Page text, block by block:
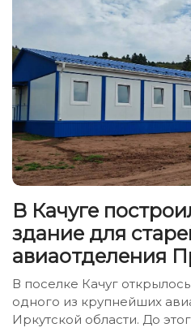
В Качуге
здание для
авиаотделения
В поселке Качуг
одного из крупнейших
Иркутской области. До